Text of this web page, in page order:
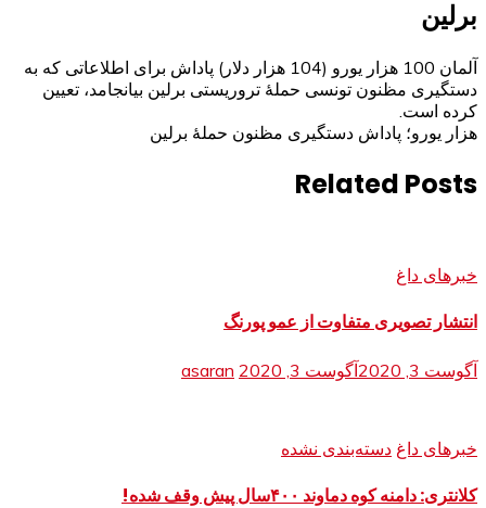
برلین
آلمان 100 هزار یورو (104 هزار دلار) پاداش برای اطلاعاتی که به
دستگیری مظنون تونسی حملۀ تروریستی برلین بیانجامد، تعیین
کرده است.
هزار یورو؛ پاداش دستگیری مظنون حملۀ برلین
Related Posts
خبرهای داغ
انتشار تصویری متفاوت از عمو پورنگ
آگوست 3, 2020 آگوست 3, 2020 asaran
خبرهای داغ دسته‌بندی نشده
کلانتری: دامنه کوه دماوند ۴۰۰سال پیش وقف شده!